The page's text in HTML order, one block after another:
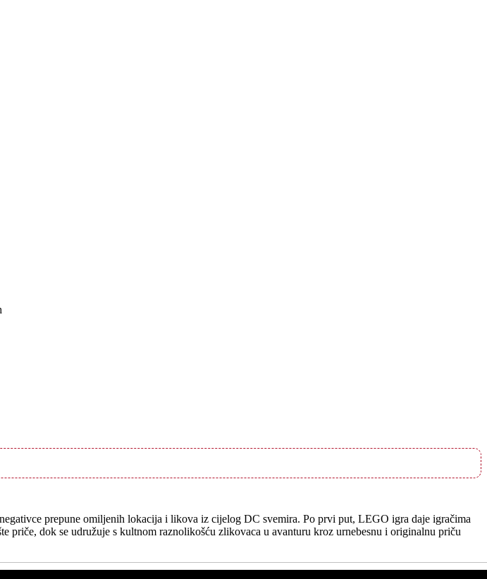
prepune omiljenih lokacija i likova iz cijelog DC svemira. Po prvi put, LEGO igra daje igračima
dok se udružuje s kultnom raznolikošću zlikovaca u avanturu kroz urnebesnu i originalnu priču